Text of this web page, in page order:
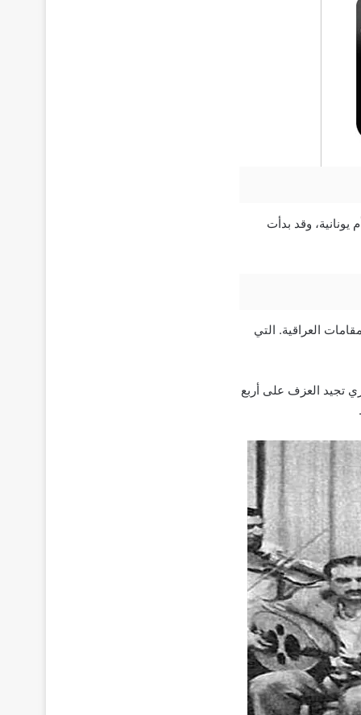
عراقي وأم يونانية، وقد بدأت
والمقامات العراقية. التي
تجيد العزف على أربع